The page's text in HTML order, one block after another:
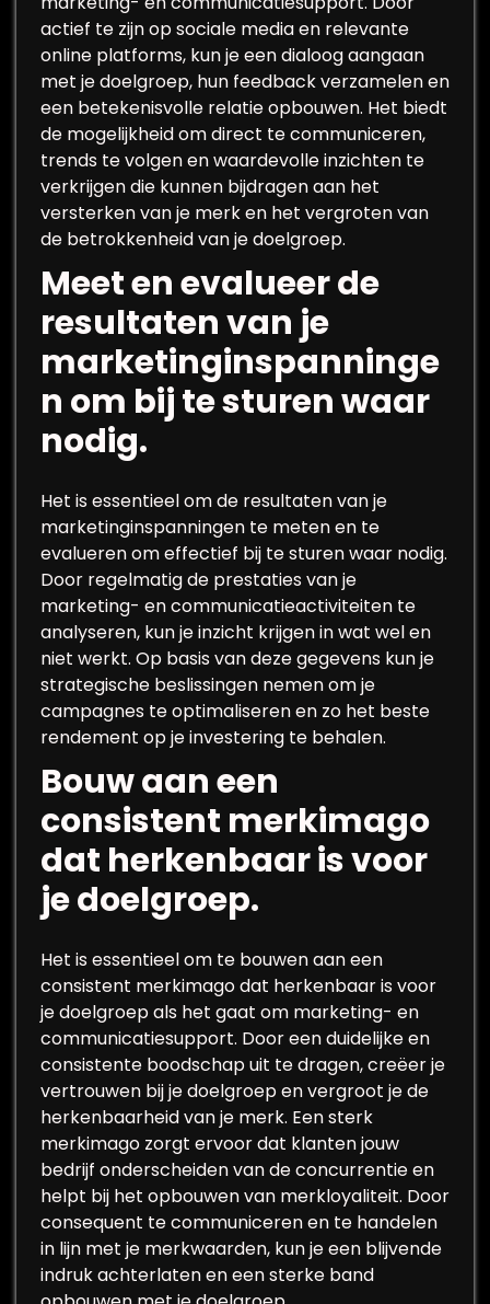
actief te zijn op sociale media en relevante
online platforms, kun je een dialoog aangaan
met je doelgroep, hun feedback verzamelen en
een betekenisvolle relatie opbouwen. Het biedt
de mogelijkheid om direct te communiceren,
trends te volgen en waardevolle inzichten te
verkrijgen die kunnen bijdragen aan het
versterken van je merk en het vergroten van
de betrokkenheid van je doelgroep.
Meet en evalueer de
resultaten van je
marketinginspanninge
n om bij te sturen waar
nodig.
Het is essentieel om de resultaten van je
marketinginspanningen te meten en te
evalueren om effectief bij te sturen waar nodig.
Door regelmatig de prestaties van je
marketing- en communicatieactiviteiten te
analyseren, kun je inzicht krijgen in wat wel en
niet werkt. Op basis van deze gegevens kun je
strategische beslissingen nemen om je
campagnes te optimaliseren en zo het beste
rendement op je investering te behalen.
Bouw aan een
consistent merkimago
dat herkenbaar is voor
je doelgroep.
Het is essentieel om te bouwen aan een
consistent merkimago dat herkenbaar is voor
je doelgroep als het gaat om marketing- en
communicatiesupport. Door een duidelijke en
consistente boodschap uit te dragen, creëer je
vertrouwen bij je doelgroep en vergroot je de
herkenbaarheid van je merk. Een sterk
merkimago zorgt ervoor dat klanten jouw
bedrijf onderscheiden van de concurrentie en
helpt bij het opbouwen van merkloyaliteit. Door
consequent te communiceren en te handelen
in lijn met je merkwaarden, kun je een blijvende
indruk achterlaten en een sterke band